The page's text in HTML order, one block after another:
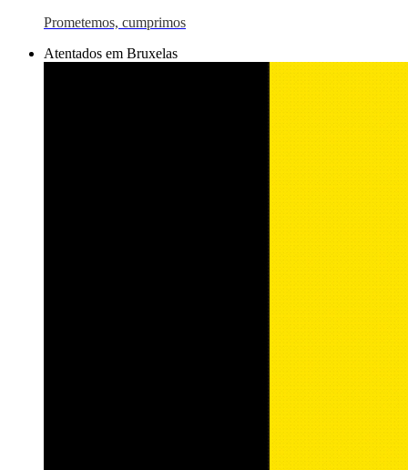
Prometemos, cumprimos
Atentados em Bruxelas